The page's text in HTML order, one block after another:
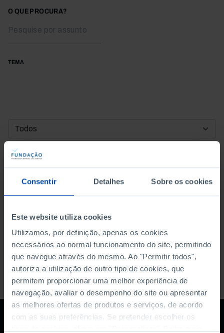
Consentir Detalhes Sobre os cookies
Este website utiliza cookies
Utilizamos, por definição, apenas os cookies
necessários ao normal funcionamento do site, permitindo
que navegue através do mesmo. Ao "Permitir todos",
autoriza a utilização de outro tipo de cookies, que
permitem proporcionar uma melhor experiência de
navegação, avaliar o desempenho do site ou apresentar
as melhores ofertas de produtos e serviços, de acordo
com as suas preferências. Se pretender escolher os
O QUE PROCURA?
TEMA
DATA DE INÍCIO
DATA DE FIM